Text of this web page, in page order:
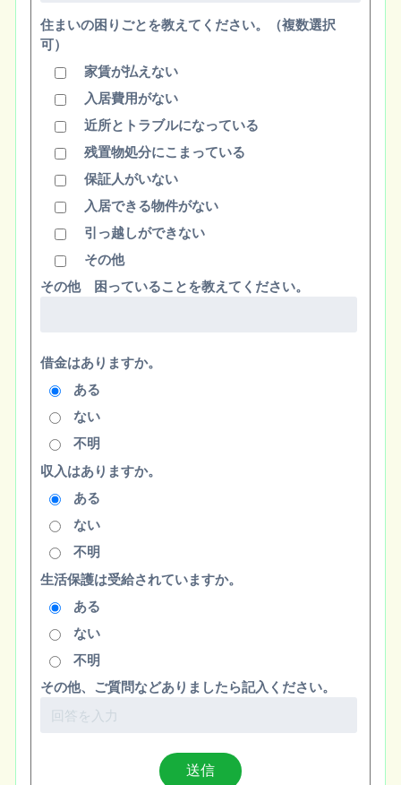
住まいの困りごとを教えてください。（複数選択
可）
家賃が払えない
入居費用がない
近所とトラブルになっている
残置物処分にこまっている
保証人がいない
入居できる物件がない
引っ越しができない
その他
その他 困っていることを教えてください。
借金はありますか。
ある
ない
不明
収入はありますか。
ある
ない
不明
生活保護は受給されていますか。
ある
ない
不明
その他、ご質問などありましたら記入ください。